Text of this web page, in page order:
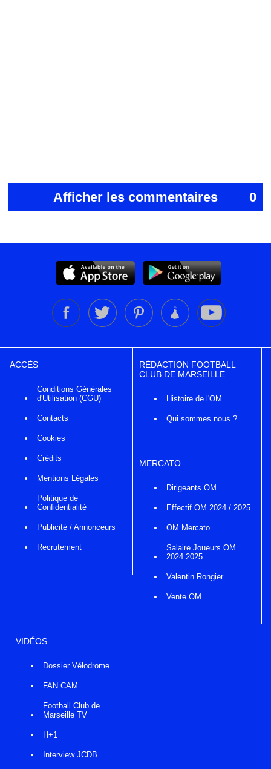
Afficher les commentaires 0
ACCÈS
Conditions Générales
d'Utilisation (CGU)
Contacts
Cookies
Crédits
Mentions Légales
Politique de
Confidentialité
Publicité / Annonceurs
Recrutement
RÉDACTION FOOTBALL
CLUB DE MARSEILLE
Histoire de l'OM
Qui sommes nous ?
MERCATO
Dirigeants OM
Effectif OM 2024 / 2025
OM Mercato
Salaire Joueurs OM
2024 2025
Valentin Rongier
Vente OM
VIDÉOS
Dossier Vélodrome
FAN CAM
Football Club de
Marseille TV
H+1
Interview JCDB